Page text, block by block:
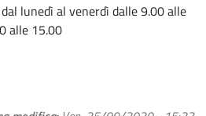
lunedì al venerdì dalle 9.00 alle
alle 15.00